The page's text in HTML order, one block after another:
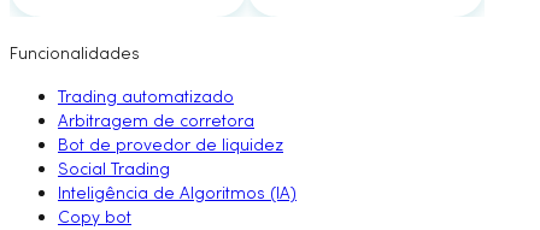
Funcionalidades
Trading automatizado
Arbitragem de corretora
Bot de provedor de liquidez
Social Trading
Inteligência de Algoritmos (IA)
Copy bot